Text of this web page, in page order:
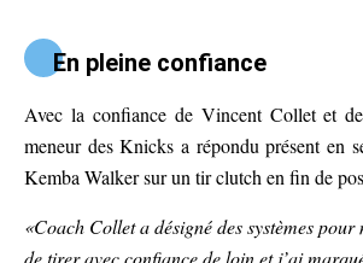
En pleine confiance
Avec la confiance de Vincent Collet et
meneur des Knicks a répondu présent en
Kemba Walker sur un tir clutch en fin de
«Coach Collet a désigné des systèmes pour
de tirer avec confiance de loin et j’ai